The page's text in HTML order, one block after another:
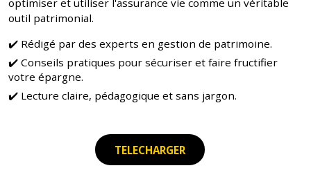
optimiser et utiliser l'assurance vie comme un véritable
outil patrimonial.
Rédigé par des experts en gestion de patrimoine.
Conseils pratiques pour sécuriser et faire fructifier
votre épargne.
Lecture claire, pédagogique et sans jargon.
TELECHARGER